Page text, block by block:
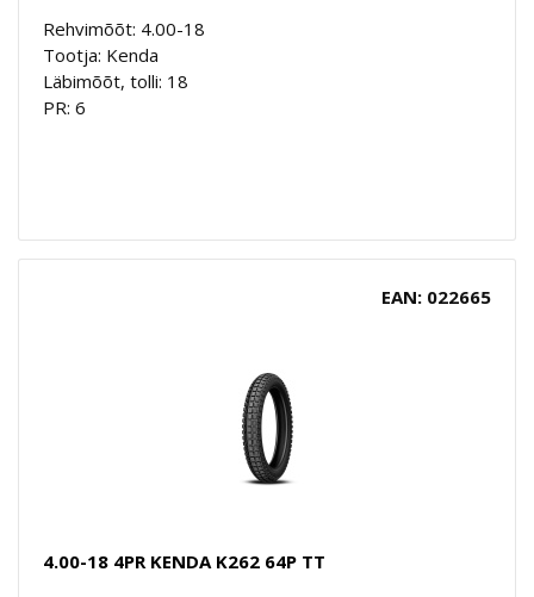
Rehvimõõt: 4.00-18
Tootja: Kenda
Läbimõõt, tolli: 18
PR: 6
EAN: 022665
4.00-18 4PR KENDA K262 64P TT